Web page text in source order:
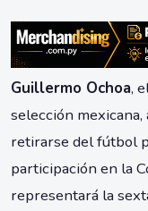
Guillermo Ochoa,
selección
retirarse del fútbol
participación en la
representará la